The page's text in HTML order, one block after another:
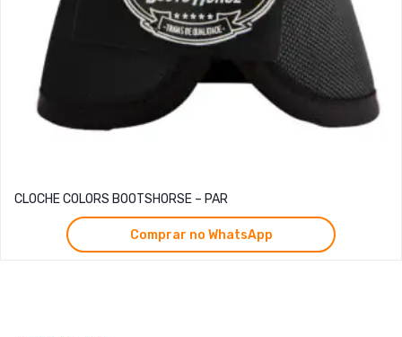
CLOCHE COLORS BOOTSHORSE – PAR
Comprar no WhatsApp